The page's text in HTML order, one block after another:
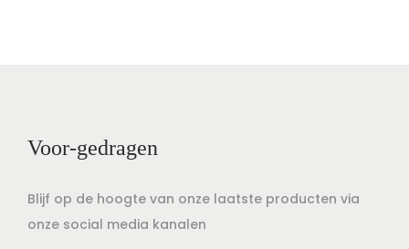
Voor-gedragen
Blijf op de hoogte van onze laatste producten via
onze social media kanalen